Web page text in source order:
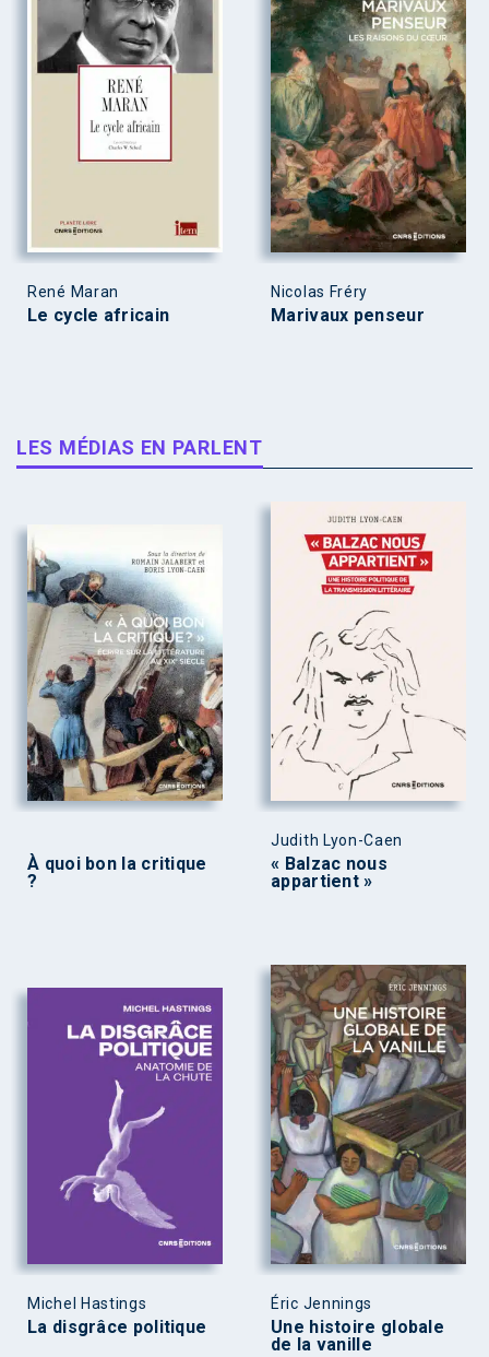
René Maran
Le cycle africain
Nicolas Fréry
Marivaux penseur
LES MÉDIAS EN PARLENT
À quoi bon la critique
?
Judith Lyon-Caen
« Balzac nous
appartient »
Michel Hastings
La disgrâce politique
Éric Jennings
Une histoire globale
de la vanille